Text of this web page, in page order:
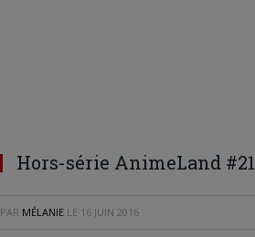
Hors-série AnimeLand #21
PAR MÉLANIE LE 16 JUIN 2016